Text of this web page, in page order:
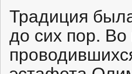
Традиция
до сих пор.